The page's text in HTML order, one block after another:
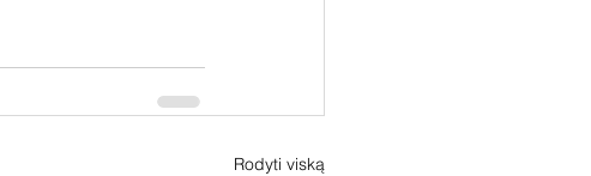
Rodyti viską